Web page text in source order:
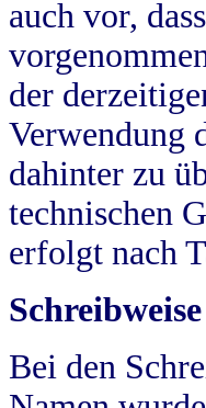
auch vor,
der
Verwendung
dahinter zu
technischen
erfolgt nach
Bei den